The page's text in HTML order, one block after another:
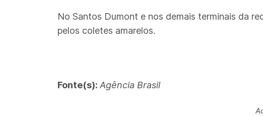
No Santos Dumont e nos demais terminais da
pelos coletes amarelos.
Fonte(s): Agência Brasil